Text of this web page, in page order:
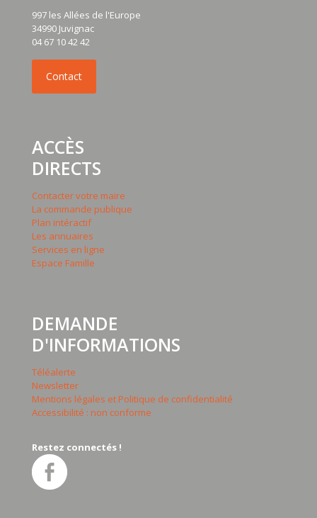
997 les Allées de l'Europe
34990 Juvignac
04 67 10 42 42
ACCÈS
DIRECTS
Contacter votre maire
La commande publique
Plan intéractif
Les annuaires
Services en ligne
Espace Famille
DEMANDE
D'INFORMATIONS
Téléalerte
Newsletter
Mentions légales et Politique de confidentialité
Accessibilité : non conforme
Restez connectés !